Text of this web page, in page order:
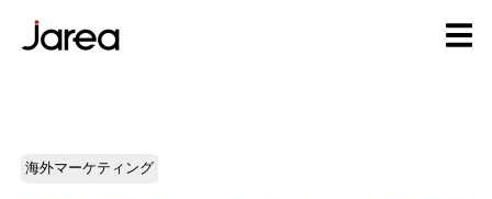
海外マーケティング